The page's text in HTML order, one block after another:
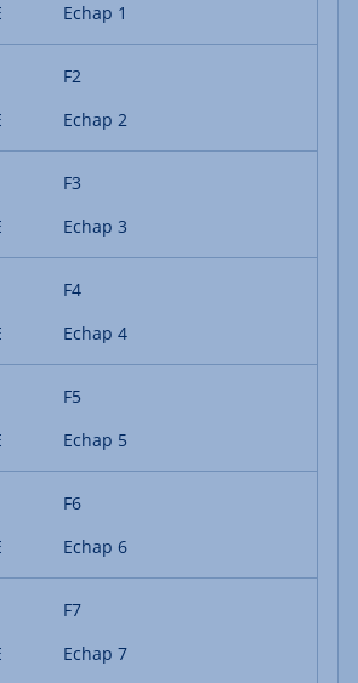
Echap 1
F2
Echap 2
F3
Echap 3
F4
Echap 4
F5
Echap 5
F6
Echap 6
F7
Echap 7